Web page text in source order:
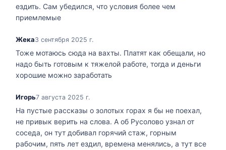
ездить. Сам убедился, что условия более чем
приемлемые
Жека3 сентября 2025 г.
Тоже мотаюсь сюда на вахты. Платят как обещали, но
надо быть готовым к тяжелой работе, тогда и деньги
хорошие можно заработать
Игорь7 августа 2025 г.
На пустые рассказы о золотых горах я бы не поехал,
не привык верить на слова. А об Русолово узнал от
соседа, он тут добивал горячий стаж, горным
рабочим, пять лет ездил, времена менялись, а тут все